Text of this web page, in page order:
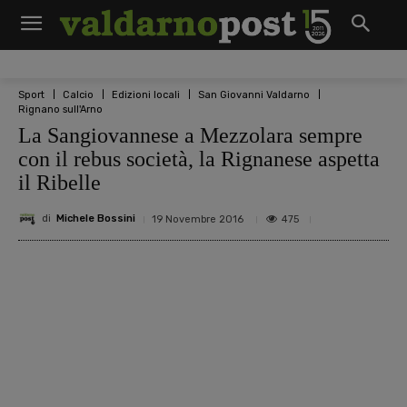
Sport Calcio Edizioni locali
San Giovanni Valdarno
Rignano sull'Arno
La Sangiovannese a Mezzolara sempre
con il rebus società, la Rignanese aspetta
il Ribelle
di Michele Bossini 19 Novembre 2016 475